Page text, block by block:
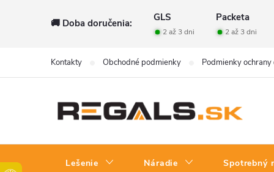
🚚 Doba doručenia: GLS Packeta
2 až 3 dni 2 až 3 dni
Kontakty Obchodné podmienky Podmienky ochrany
Lešenie Náradie Spotrebný